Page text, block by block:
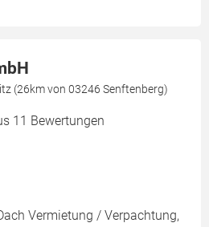
(26km von 03246 Senftenberg)
11 Bewertungen
Vermietung / Verpachtung,